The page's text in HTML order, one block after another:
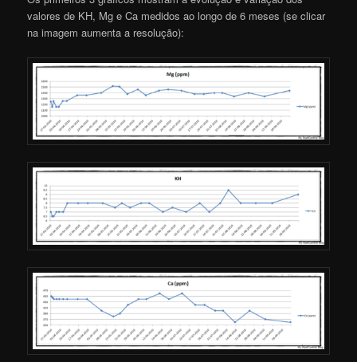
valores de KH, Mg e Ca medidos ao longo de 6 meses (se clicar
na imagem aumenta a resolução):